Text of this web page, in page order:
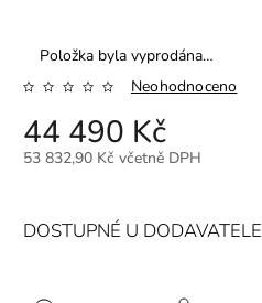
Položka byla vyprodána…
Neohodnoceno
44 490 Kč
53 832,90 Kč včetně DPH
DOSTUPNÉ U DODAVATELE